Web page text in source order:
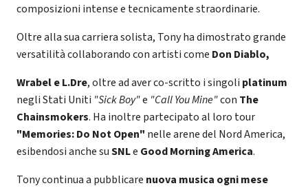
composizioni intense e tecnicamente straordinarie.
Oltre alla sua carriera solista, Tony ha dimostrato grande
versatilità collaborando con artisti come Don Diablo,
Wrabel e L.Dre, oltre ad aver co-scritto i singoli platinum
negli Stati Uniti "Sick Boy"e "Call You Mine"con The
Chainsmokers. Ha inoltre partecipato al loro tour
"Memories: Do Not Open" nelle arene del Nord America,
esibendosi anche suSNLe Good Morning America.
Tony continua a pubblicare nuova musica ogni mese